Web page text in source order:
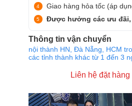
Giao hàng hỏa tốc (áp
Được hưởng các ưu đãi,
Thông tin vận chuyển
nội thành HN, Đà Nẵng, HCM
các tỉnh thành khác từ 1 đến 3
Liên hệ đặt hàng